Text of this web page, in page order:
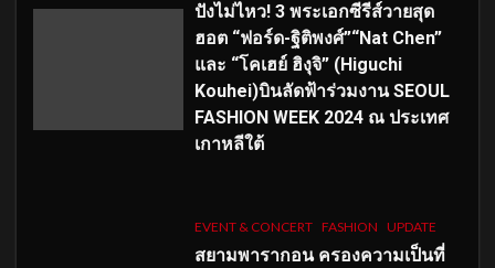
ปังไม่ไหว! 3 พระเอกซีรีส์วายสุด
ฮอต “ฟอร์ด-ฐิติพงศ์”“Nat Chen”
และ “โคเฮย์ ฮิงุจิ” (Higuchi
Kouhei)บินลัดฟ้าร่วมงาน SEOUL
FASHION WEEK 2024 ณ ประเทศ
เกาหลีใต้
EVENT & CONCERT FASHION UPDATE
สยามพารากอน ครองความเป็นที่